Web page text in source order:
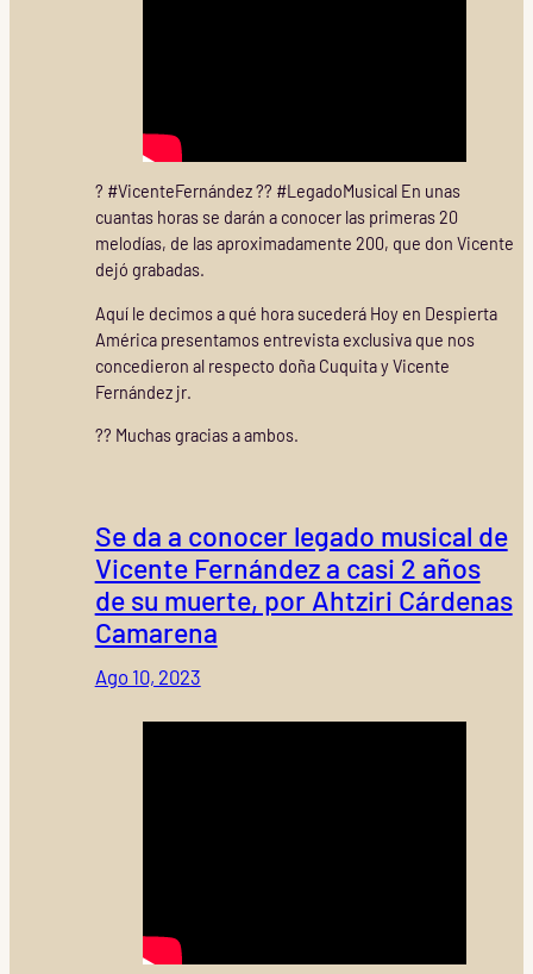
? #VicenteFernández ?? #LegadoMusical En unas
cuantas horas se darán a conocer las primeras 20
melodías, de las aproximadamente 200, que don Vicente
dejó grabadas.
Aquí le decimos a qué hora sucederá Hoy en Despierta
América presentamos entrevista exclusiva que nos
concedieron al respecto doña Cuquita y Vicente
Fernández jr.
?? Muchas gracias a ambos.
Se da a conocer legado musical de
Vicente Fernández a casi 2 años
de su muerte, por Ahtziri Cárdenas
Camarena
Ago 10, 2023